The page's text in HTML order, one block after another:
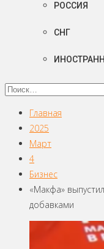
РОССИЯ
СНГ
Найти:
Главная
2025
Март
4
Бизнес
«Макфа»
добавками